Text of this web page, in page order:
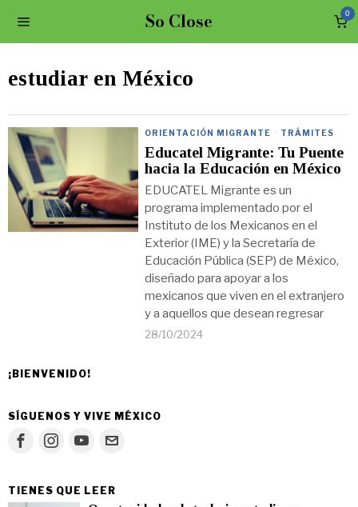
So Close 0
estudiar en México
ORIENTACIÓN MIGRANTE · TRÁMITES
Educatel Migrante: Tu Puente
hacia la Educación en México
EDUCATEL Migrante es un
programa implementado por el
Instituto de los Mexicanos en el
Exterior (IME) y la Secretaría de
Educación Pública (SEP) de México,
diseñado para apoyar a los
mexicanos que viven en el extranjero
y a aquellos que desean regresar
28/10/2024
¡BIENVENIDO!
SÍGUENOS Y VIVE MÉXICO
TIENES QUE LEER